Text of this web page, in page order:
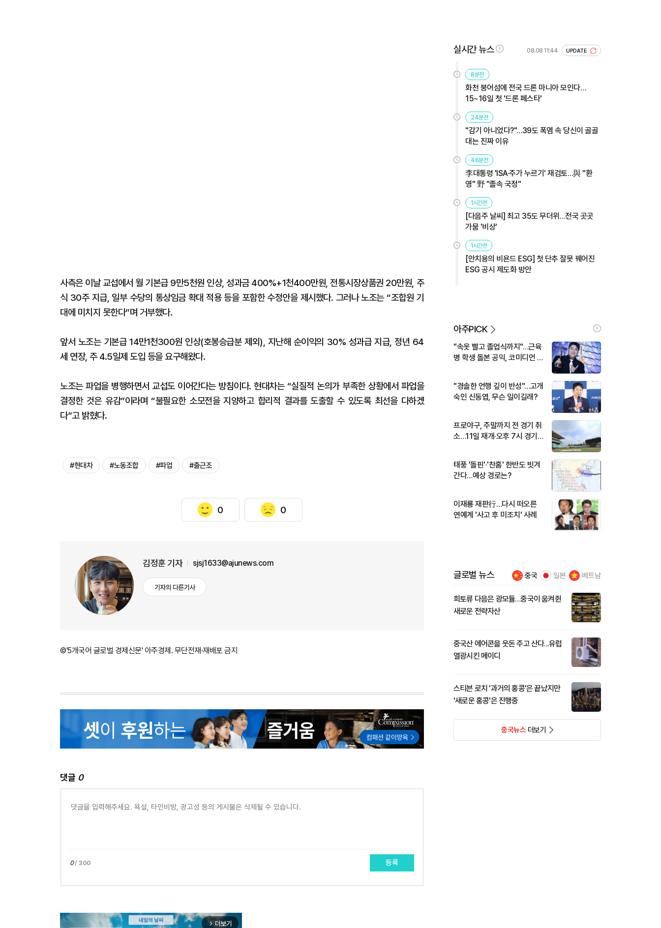
사측은 이날 교섭에서 월 기본급 9만5천원 인상, 성과금 400%+1천400만원, 전통시장상품권 20만원, 주
식 30주 지급, 일부 수당의 통상임금 확대 적용 등을 포함한 수정안을 제시했다. 그러나 노조는 “조합원 기
대에 미치지 못한다”며 거부했다.
앞서 노조는 기본급 14만1천300원 인상(호봉승급분 제외), 지난해 순이익의 30% 성과급 지급, 정년 64
세 연장, 주 4.5일제 도입 등을 요구해왔다.
노조는 파업을 병행하면서 교섭도 이어간다는 방침이다. 현대차는 “실질적 논의가 부족한 상황에서 파업을
결정한 것은 유감”이라며 “불필요한 소모전을 지양하고 합리적 결과를 도출할 수 있도록 최선을 다하겠
다”고 밝혔다.
#현대차 #노동조합 #파업 #출근조
0 0
김정훈 기자 sjsj1633@ajunews.com
기자의 다른기사
©'5개국어 글로벌 경제신문' 아주경제. 무단전재·재배포 금지
댓글 0
0/ 300 등록
arrow_forward_ios 더보기
실시간 뉴스 08.08 11:44 UPDATE
8분전
화천 붕어섬에 전국 드론 마니아 모인다…
15~16일 첫 '드론 페스타'
24분전
"감기 아니었다?"…39도 폭염 속 당신이 골골
대는 진짜 이유
46분전
李대통령 'ISA·주가 누르기' 재검토…與 "환
영" 野 "졸속 국정"
1시간전
[다음주 날씨] 최고 35도 무더위…전국 곳곳
가뭄 '비상'
1시간전
[안치용의 비욘드 ESG] 첫 단추 잘못 꿰어진
ESG 공시 제도화 방안
아주PICK
"속옷 빨고 졸업식까지"…근육
병 학생 돌본 공익, 코미디언 김
"경솔한 언행 깊이 반성"…고개
숙인 신동엽, 무슨 일이길래?
프로야구, 주말까지 전 경기 취
소…11일 재개·오후 7시 경기
태풍 '돌핀'·'찬홈' 한반도 빗겨
간다…예상 경로는?
이재룡 재판行…다시 떠오른
연예계 '사고 후 미조치' 사례
글로벌 뉴스 중국 일본 베트남
희토류 다음은 광모듈…중국이 움켜쥔
새로운 전략자산
중국산 에어콘을 웃돈 주고 산다...유럽
열광시킨 메이디
스티븐 로치 '과거의 홍콩'은 끝났지만
'새로운 홍콩'은 진행중
중국뉴스더보기